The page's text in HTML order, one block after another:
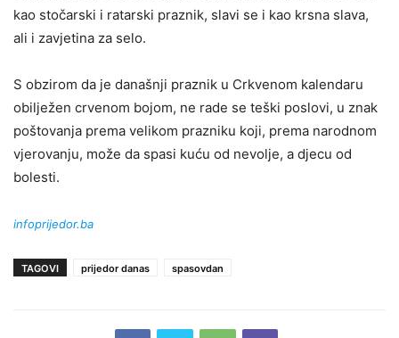
kao stočarski i ratarski praznik, slavi se i kao krsna slava,
ali i zavjetina za selo.
S obzirom da je današnji praznik u Crkvenom kalendaru
obilježen crvenom bojom, ne rade se teški poslovi, u znak
poštovanja prema velikom prazniku koji, prema narodnom
vjerovanju, može da spasi kuću od nevolje, a djecu od
bolesti.
infoprijedor.ba
TAGOVI prijedor danas spasovdan